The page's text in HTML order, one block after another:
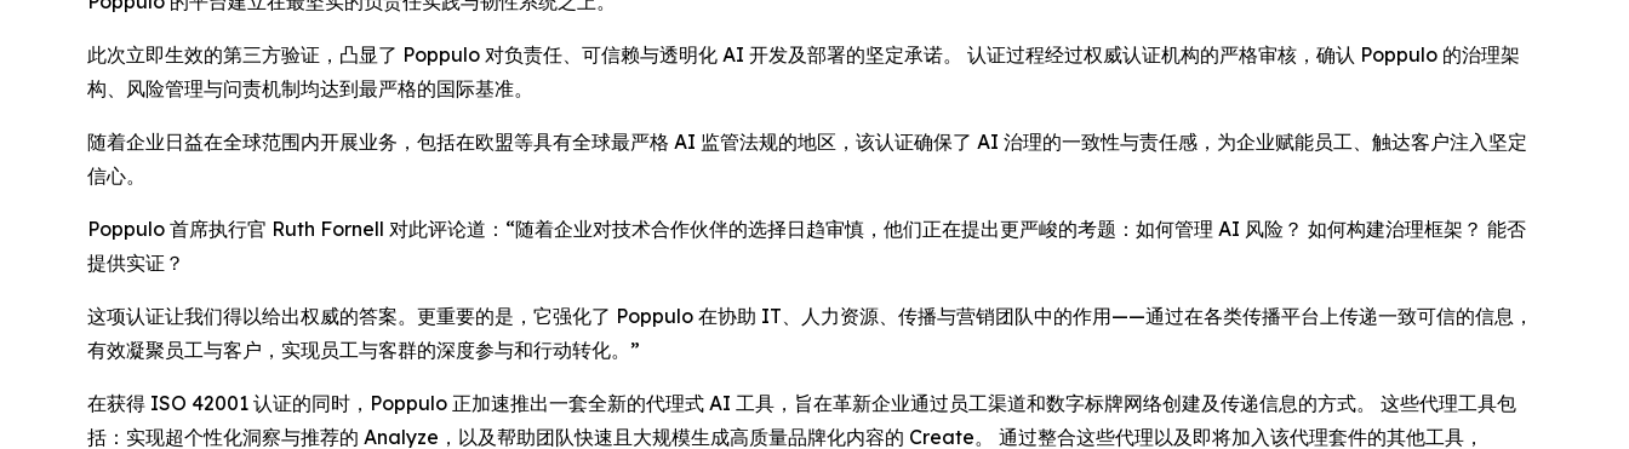
此次立即生效的第三方验证，凸显了 Poppulo 对负责任、可信赖与透明化 AI 开发及部署的坚定承诺。 认证过程经过权威认证机构的严格审核，确认 Poppulo 的治理架
构、风险管理与问责机制均达到最严格的国际基准。
随着企业日益在全球范围内开展业务，包括在欧盟等具有全球最严格 AI 监管法规的地区，该认证确保了 AI 治理的一致性与责任感，为企业赋能员工、触达客户注入坚定
信心。
Poppulo 首席执行官 Ruth Fornell 对此评论道：“随着企业对技术合作伙伴的选择日趋审慎，他们正在提出更严峻的考题：如何管理 AI 风险？ 如何构建治理框架？ 能否
提供实证？
这项认证让我们得以给出权威的答案。更重要的是，它强化了 Poppulo 在协助 IT、人力资源、传播与营销团队中的作用——通过在各类传播平台上传递一致可信的信息，
有效凝聚员工与客户，实现员工与客群的深度参与和行动转化。”
在获得 ISO 42001 认证的同时，Poppulo 正加速推出一套全新的代理式 AI 工具，旨在革新企业通过员工渠道和数字标牌网络创建及传递信息的方式。 这些代理工具包
括：实现超个性化洞察与推荐的 Analyze ，以及帮助团队快速且大规模生成高质量品牌化内容的 Create。 通过整合这些代理以及即将加入该代理套件的其他工具，